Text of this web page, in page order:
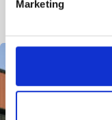
s
e
e
Marketing